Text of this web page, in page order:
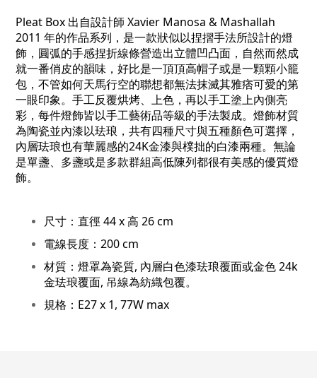
Pleat Box 出自設計師 Xavier Manosa & Mashallah
2011 年的作品系列，是一款狀似以捏摺手法所設計的燈
飾，圓弧的手感捏折線條營造出立體凹凸面，自然而然成
就一番俏皮的韻味，好比是一頂頂高帽子或是一顆顆小籠
包，不管如何天馬行空的聯想都無法抹滅其雅痞可愛的第
一眼印象。手工反覆烘烤、上色，再以手工塗上內側亮
彩，每件燈飾皆以手工藝術品等級的手法製成。燈飾材質
為陶瓷並內漆以珐琅，共有四種尺寸與五種顏色可選擇，
內層珐琅也有華麗感的24K金漆與樸拙的白漆兩種。無論
是單盞、多盞或是多款群組高低陳列都很有美感的優質燈
飾。
尺寸：直徑 44 x 高 26 cm
電線長度：200 cm
材質：燈罩為瓷質, 內層白色漆珐琅覆面或金色 24k
金珐琅覆面, 吊線為紡織包覆。
規格：E27 x 1, 77W max